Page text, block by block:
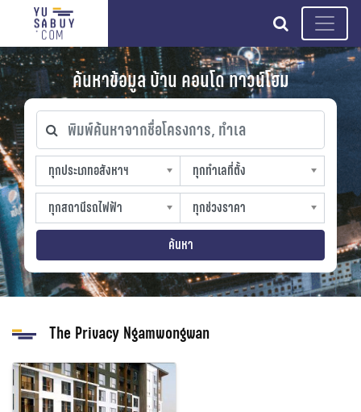
search
ค้นหาข้อมูล บ้าน คอนโด ทาวน์โฮม
พิมพ์ค้นหาจากชื่อโครงการ, ทำเล
ทุกประเภทอสังหาฯ
ทุกประเภทอสังหาฯ
sproperty
ทุกทำเลที่ตั้ง
ทุกทำเลที่ตั้ง
slocation
ทุกสถานีรถไฟฟ้า
ทุกสถานีรถไฟฟ้า
strain-station
ทุกช่วงราคา
ทุกช่วงราคา
sprice
ค้นหา
The Privacy Ngamwongwan